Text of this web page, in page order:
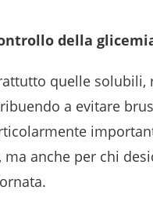
della
quelle solubili,
a evitare
ma anche per chi